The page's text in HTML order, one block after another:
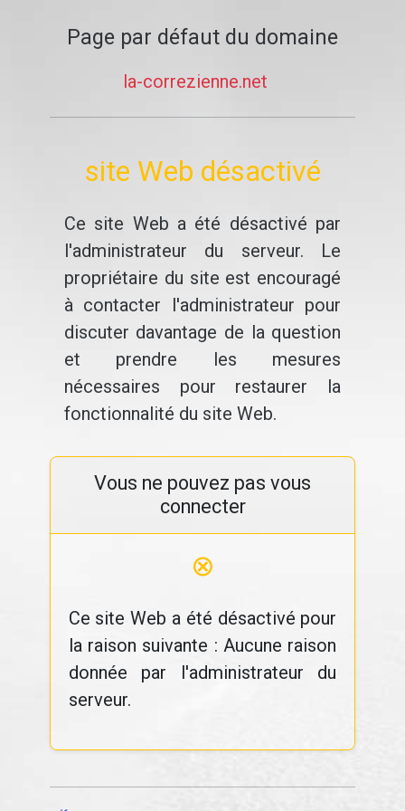
Page par défaut du domaine
la-correzienne.net
site Web désactivé
Ce site Web a été désactivé par
l'administrateur du serveur. Le
propriétaire du site est encouragé
à contacter l'administrateur pour
discuter davantage de la question
et prendre les mesures
nécessaires pour restaurer la
fonctionnalité du site Web.
Vous ne pouvez pas vous
connecter
⊗
Ce site Web a été désactivé pour
la raison suivante : Aucune raison
donnée par l'administrateur du
serveur.